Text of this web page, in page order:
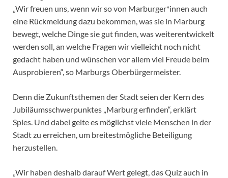
„Wir freuen uns, wenn wir so von Marburger*innen auch
eine Rückmeldung dazu bekommen, was sie in Marburg
bewegt, welche Dinge sie gut finden, was weiterentwickelt
werden soll, an welche Fragen wir vielleicht noch nicht
gedacht haben und wünschen vor allem viel Freude beim
Ausprobieren“, so Marburgs Oberbürgermeister.
Denn die Zukunftsthemen der Stadt seien der Kern des
Jubiläumsschwerpunktes „Marburg erfinden“, erklärt
Spies. Und dabei gelte es möglichst viele Menschen in der
Stadt zu erreichen, um breitestmögliche Beteiligung
herzustellen.
„Wir haben deshalb darauf Wert gelegt, das Quiz auch in